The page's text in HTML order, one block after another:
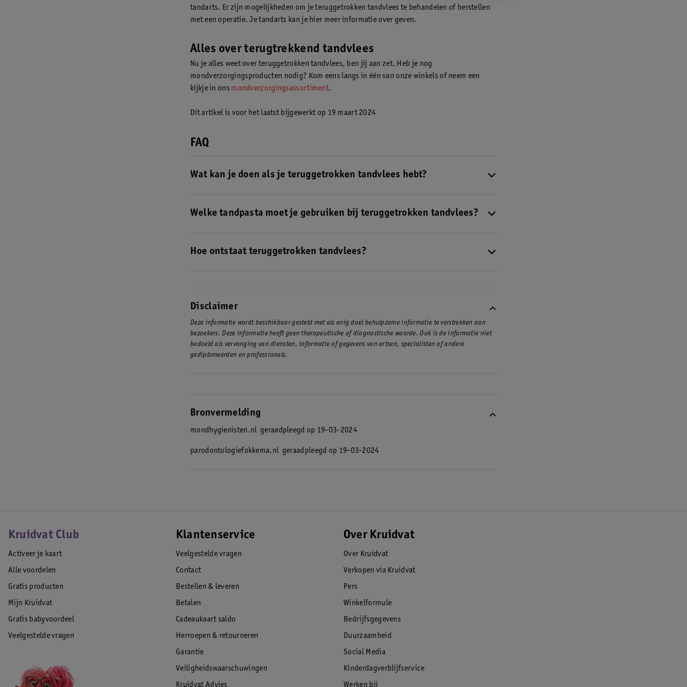
tandarts. Er zijn mogelijkheden om je teruggetrokken tandvlees te behandelen of herstellen
met een operatie. Je tandarts kan je hier meer informatie over geven.
Alles over terugtrekkend tandvlees
Nu je alles weet over teruggetrokken tandvlees, ben jij aan zet. Heb je nog
mondverzorgingsproducten nodig? Kom eens langs in één van onze winkels of neem een
kijkje in ons mondverzorgingsassortiment.
Dit artikel is voor het laatst bijgewerkt op 19 maart 2024
FAQ
Wat kan je doen als je teruggetrokken tandvlees hebt?
tandvlees.
Welke tandpasta moet je gebruiken bij teruggetrokken tandvlees?
Hoe ontstaat teruggetrokken tandvlees?
Disclaimer
Deze informatie wordt beschikbaar gesteld met als enig doel behulpzame informatie te verstrekken aan
bezoekers. Deze informatie heeft geen therapeutische of diagnostische waarde. Ook is de informatie niet
bedoeld als vervanging van diensten, informatie of gegevens van artsen, specialisten of andere
gediplomeerden en professionals.
Bronvermelding
mondhygienisten.nl geraadpleegd op 19-03-2024
parodontologiefokkema.nl geraadpleegd op 19-03-2024
Kruidvat Club
Activeer je kaart
Alle voordelen
Gratis producten
Mijn Kruidvat
Gratis babyvoordeel
Veelgestelde vragen
Klantenservice
Veelgestelde vragen
Contact
Bestellen & leveren
Betalen
Cadeaukaart saldo
Herroepen & retourneren
Garantie
Veiligheidswaarschuwingen
Kruidvat Advies
Over Kruidvat
Over Kruidvat
Verkopen via Kruidvat
Pers
Winkelformule
Bedrijfsgegevens
Duurzaamheid
Social Media
Kinderdagverblijfservice
Werken bij